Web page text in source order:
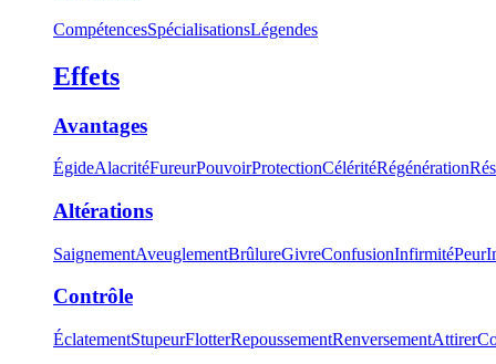
CompétencesSpécialisationsLégendes
Effets
Avantages
ÉgideAlacritéFureurPouvoirProtectionCéléritéRégénération
Altérations
SaignementAveuglementBrûlureGivreConfusionInfirmitéPeur
Contrôle
ÉclatementStupeurFlotterRepoussementRenversementAttirer